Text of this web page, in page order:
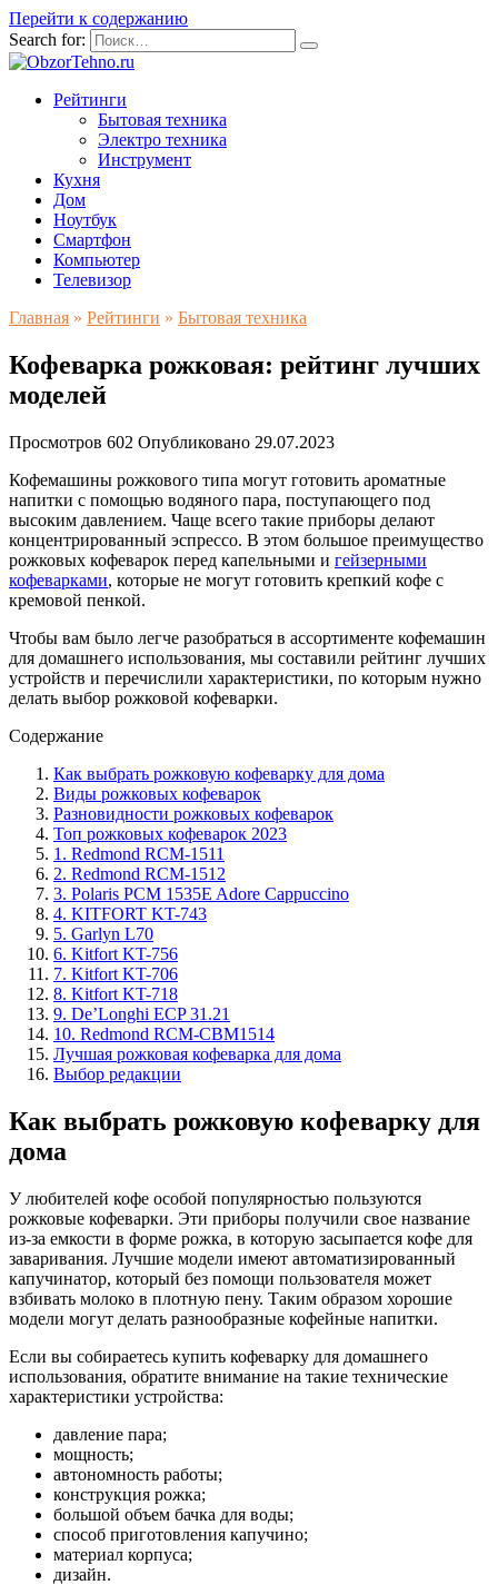
Перейти к содержанию
Search for:
Рейтинги
Бытовая техника
Электро техника
Инструмент
Кухня
Дом
Ноутбук
Смартфон
Компьютер
Телевизор
Главная » Рейтинги » Бытовая техника
Кофеварка рожковая: рейтинг лучших
моделей
Просмотров 602 Опубликовано 29.07.2023
Кофемашины рожкового типа могут готовить ароматные
напитки с помощью водяного пара, поступающего под
высоким давлением. Чаще всего такие приборы делают
концентрированный эспрессо. В этом большое преимущество
рожковых кофеварок перед капельными и гейзерными
кофеварками, которые не могут готовить крепкий кофе с
кремовой пенкой.
Чтобы вам было легче разобраться в ассортименте кофемашин
для домашнего использования, мы составили рейтинг лучших
устройств и перечислили характеристики, по которым нужно
делать выбор рожковой кофеварки.
Содержание
Как выбрать рожковую кофеварку для дома
Виды рожковых кофеварок
Разновидности рожковых кофеварок
Топ рожковых кофеварок 2023
1. Redmond RCM-1511
2. Redmond RCM-1512
3. Polaris PCM 1535E Adore Cappuccino
4. KITFORT KT-743
5. Garlyn L70
6. Kitfort KT-756
7. Kitfort KT-706
8. Kitfort KT-718
9. De’Longhi ECP 31.21
10. Redmond RCM-CBM1514
Лучшая рожковая кофеварка для дома
Выбор редакции
Как выбрать рожковую кофеварку для
дома
У любителей кофе особой популярностью пользуются
рожковые кофеварки. Эти приборы получили свое название
из-за емкости в форме рожка, в которую засыпается кофе для
заваривания. Лучшие модели имеют автоматизированный
капучинатор, который без помощи пользователя может
взбивать молоко в плотную пену. Таким образом хорошие
модели могут делать разнообразные кофейные напитки.
Если вы собираетесь купить кофеварку для домашнего
использования, обратите внимание на такие технические
характеристики устройства:
давление пара;
мощность;
автономность работы;
конструкция рожка;
большой объем бачка для воды;
способ приготовления капучино;
материал корпуса;
дизайн.